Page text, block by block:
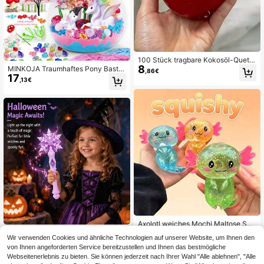
MINKOJA Traumhaftes Pony Bastel
set für Kinder - LED Nachtlicht Fern
bedienbare Flasche, mehrfarbiges
Jungen und Mädchen im Alter von
3-4, 5, 6, 7, 8, 9, 10 (kleine Accesso
ires mit zufälligen Farben und Desig
ns)
17 ,13€
s Licht Kinder Prinzessin Rollenspie
l elektrisches Spielzeug, glänzende
s Eis und Schnee Spielzeug für Mäd
6 ,64€
100 Stück tragbare Kokosöl-Quets
chspielzeuge, wassermelonenförmi
ge wasserähnliche Quetschbälle, ta
8 ,86€
Axolotl weiches Mochi Maltose Squ
abbau-Spielzeug, lustiges Partyges
chenk und Klassenzimmer-Belohnu
ng, geeignet für Jungen und Mädch
6,04€
Wir verwenden Cookies und ähnliche Technologien auf unserer Website, um Ihnen den
von Ihnen angeforderten Service bereitzustellen und Ihnen das bestmögliche
Webseitenerlebnis zu bieten. Sie können jederzeit nach Ihrer Wahl "Alle ablehnen", "Alle